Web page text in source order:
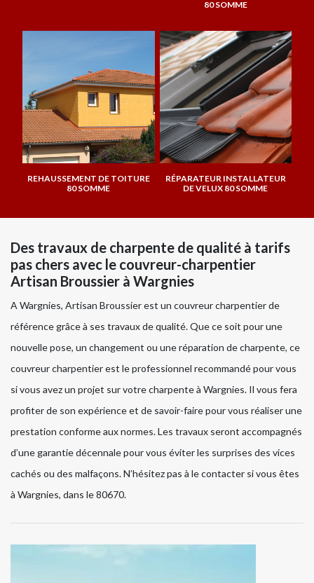
80 SOMME
REHAUSSEMENT DE TOITURE
80 SOMME
RÉPARATEUR INSTALLATEUR
DE VELUX 80 SOMME
Des travaux de charpente de qualité à tarifs
pas chers avec le couvreur-charpentier
Artisan Broussier à Wargnies
A Wargnies, Artisan Broussier est un couvreur charpentier de
référence grâce à ses travaux de qualité. Que ce soit pour une
nouvelle pose, un changement ou une réparation de charpente, ce
couvreur charpentier est le professionnel recommandé pour vous
si vous avez un projet sur votre charpente à Wargnies. Il vous fera
profiter de son expérience et de savoir-faire pour vous réaliser une
prestation conforme aux normes. Les travaux seront accompagnés
d’une garantie décennale pour vous éviter les surprises des vices
cachés ou des malfaçons. N’hésitez pas à le contacter si vous êtes
à Wargnies, dans le 80670.